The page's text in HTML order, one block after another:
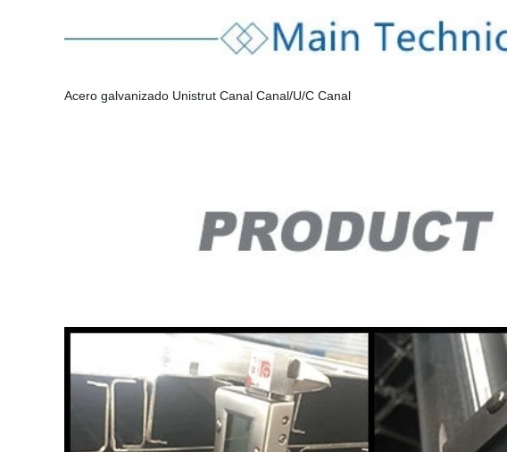
Acero galvanizado Unistrut Canal Canal/U/C Canal